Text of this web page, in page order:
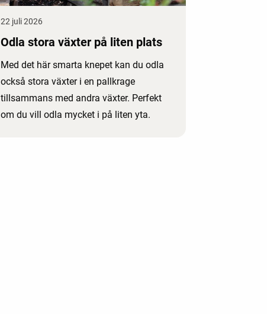
22 juli 2026
Odla stora växter på liten plats
Med det här smarta knepet kan du odla
också stora växter i en pallkrage
tillsammans med andra växter. Perfekt
om du vill odla mycket i på liten yta.